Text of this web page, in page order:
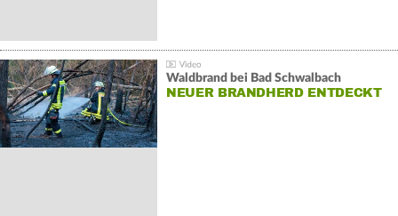
Waldbrand bei Bad Schwalbach
NEUER BRANDHERD ENTDECKT